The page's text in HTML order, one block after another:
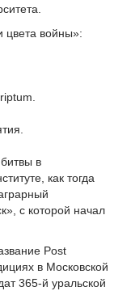
цвета войны»:
в
как тогда
с которой начал
Post
в Московской
365-й уральской